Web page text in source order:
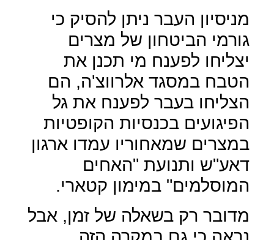
מניסיון העבר ניתן להסיק כי
גורמי הביטחון של מצרים
יצליחו לפענח מי תכנן את
הטבח במסגד אלרווצ'ה, הם
הצליחו בעבר לפענח את גל
הפיגועים בכנסיות הקופטיות
במצרים שמאחוריו עמדו ארגון
דאע"ש ותנועת "האחים
המוסלמים" במימון קטארי.
מדובר רק בשאלה של זמן, אבל
נראה כי גם במקרה הזה